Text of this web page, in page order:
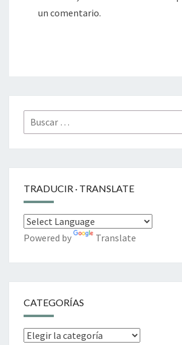
un comentario.
Buscar
por:
TRADUCIR · TRANSLATE
Powered by Translate
CATEGORÍAS
Categorías